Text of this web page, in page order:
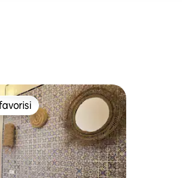
en beğenilenler arasında